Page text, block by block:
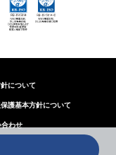
について
護基本方針について
合わせ